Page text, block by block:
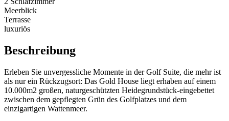
Meerblick
Terrasse
luxuriös
Beschreibung
Erleben Sie unvergessliche Momente in der Golf Suite, die mehr ist
als nur ein Rückzugsort: Das Gold House liegt erhaben auf einem
10.000m2 großen, naturgeschützten Heidegrundstück-eingebettet
zwischen dem gepflegten Grün des Golfplatzes und dem
einzigartigen Wattenmeer.